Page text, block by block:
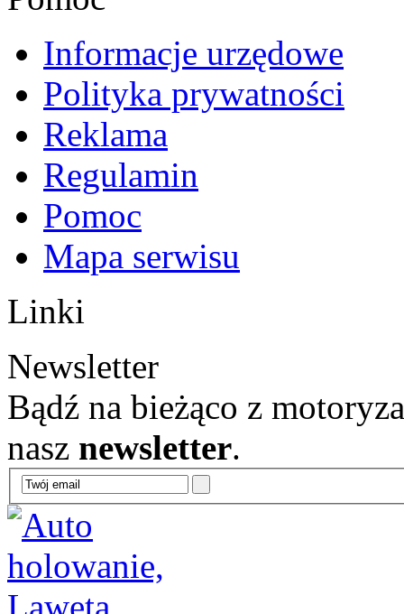
Informacje urzędowe
Polityka prywatności
Reklama
Regulamin
Pomoc
Mapa serwisu
Linki
Newsletter
Bądź na bieżąco z
nasz newsletter.